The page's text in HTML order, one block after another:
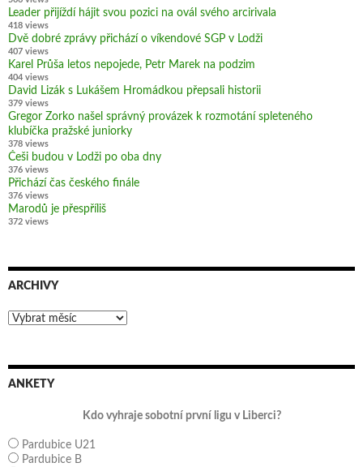
Leader přijíždí hájit svou pozici na ovál svého arcirivala
418 views
Dvě dobré zprávy přichází o víkendové SGP v Lodži
407 views
Karel Průša letos nepojede, Petr Marek na podzim
404 views
David Lizák s Lukášem Hromádkou přepsali historii
379 views
Gregor Zorko našel správný provázek k rozmotání spleteného
klubíčka pražské juniorky
378 views
Češi budou v Lodži po oba dny
376 views
Přichází čas českého finále
376 views
Marodů je přespříliš
372 views
ARCHIVY
Archivy
ANKETY
Kdo vyhraje sobotní první ligu v Liberci?
Pardubice U21
Pardubice B